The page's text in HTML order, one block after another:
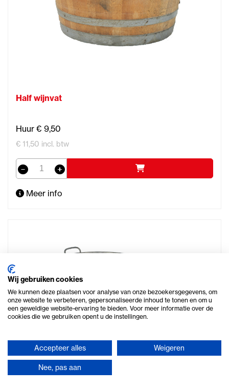
Half wijnvat
Huur € 9,50
€ 11,50 incl. btw
Meer info
Wij gebruiken cookies
We kunnen deze plaatsen voor analyse van onze bezoekersgegevens, om
onze website te verbeteren, gepersonaliseerde inhoud te tonen en om u
een geweldige website-ervaring te bieden. Voor meer informatie over de
cookies die we gebruiken opent u de instellingen.
Accepteer alles Weigeren
Nee, pas aan